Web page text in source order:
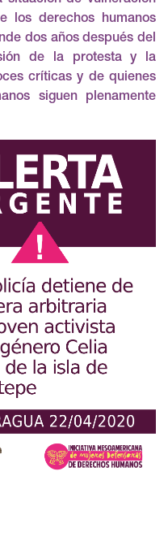
los derechos humanos
dos años después del
de la protesta y la
críticas y de quienes
siguen plenamente